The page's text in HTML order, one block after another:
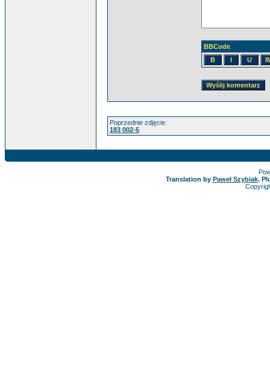
BBCode
Poprzednie zdjęcie:
183 002-5
Translation by Paweł Szybiak.